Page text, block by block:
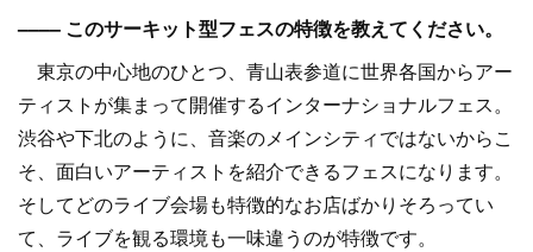
–––– このサーキット型フェスの特徴を教えてください。
東京の中心地のひとつ、青山表参道に世界各国からアー
ティストが集まって開催するインターナショナルフェス。
渋谷や下北のように、音楽のメインシティではないからこ
そ、面白いアーティストを紹介できるフェスになります。
そしてどのライブ会場も特徴的なお店ばかりそろってい
て、ライブを観る環境も一味違うのが特徴です。